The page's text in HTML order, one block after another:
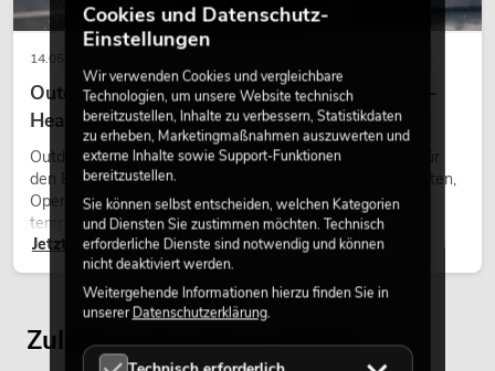
14.05.2026
Outdoor Moving-Heads: Wetterfeste Moving-
Heads bei Events
Outdoor Moving-Heads sind bewegliche Scheinwerfer für
den Einsatz im Freien. Sie werden bei Festivals, Stadtfesten,
Open-Air-Konzerten, Architekturinszenierungen und
temporären Außeninstallationen eingesetzt.
Jetzt lesen
Zuletzt angesehene Artikel
Cookies und Datenschutz-
Einstellungen
Wir verwenden Cookies und vergleichbare
Technologien, um unsere Website technisch
bereitzustellen, Inhalte zu verbessern, Statistikdaten
zu erheben, Marketingmaßnahmen auszuwerten und
externe Inhalte sowie Support-Funktionen
bereitzustellen.
Sie können selbst entscheiden, welchen Kategorien
und Diensten Sie zustimmen möchten. Technisch
erforderliche Dienste sind notwendig und können
nicht deaktiviert werden.
Weitergehende Informationen hierzu finden Sie in
unsererDatenschutzerklärung.